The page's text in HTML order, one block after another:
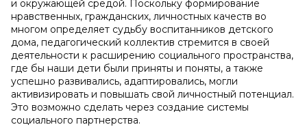
и окружающей средой. Поскольку формирование
нравственных, гражданских, личностных качеств во
многом определяет судьбу воспитанников детского
дома, педагогический коллектив стремится в своей
деятельности к расширению социального пространства,
где бы наши дети были приняты и поняты, а также
успешно развивались, адаптировались, могли
активизировать и повышать свой личностный потенциал.
Это возможно сделать через создание системы
социального партнерства.